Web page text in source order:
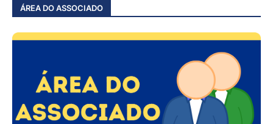
ÁREA DO ASSOCIADO